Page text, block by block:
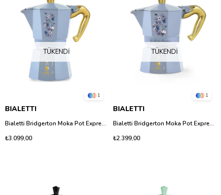
TÜKENDI
1
BIALETTI
Bialetti Bridgerton Moka Pot Express 6 Fincan - İtalyan Tasarımı Özel Seri
₺3.099,00
TÜKENDI
1
BIALETTI
Bialetti Bridgerton Moka Pot Express 3 Fincan - İtalyan Tasarımı Özel Seri
₺2.399,00